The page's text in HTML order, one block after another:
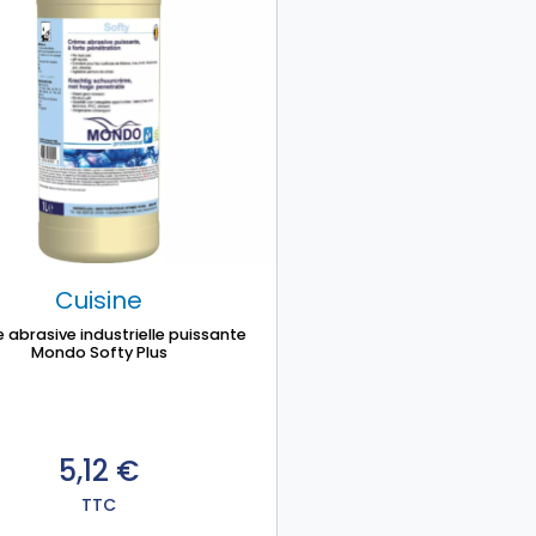
Cuisine
abrasive industrielle puissante
Mondo Softy Plus
5,12 €
TTC